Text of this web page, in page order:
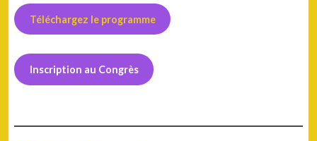
Téléchargez le programme
Inscription au Congrès